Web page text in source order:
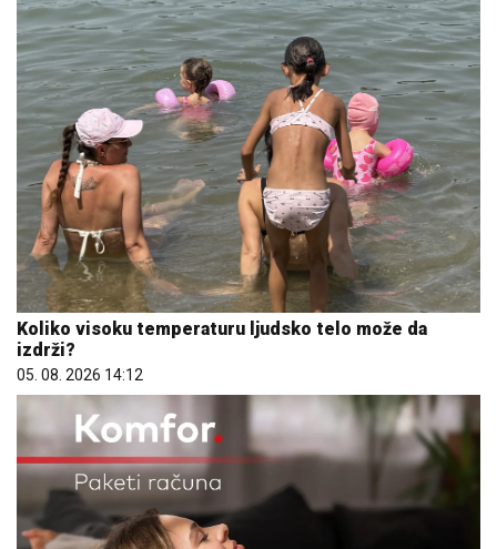
Koliko visoku temperaturu ljudsko telo može da
izdrži?
05. 08. 2026 14:12